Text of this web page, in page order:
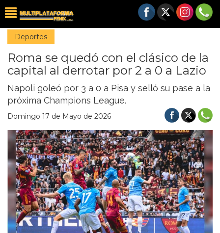
Deportes
Roma se quedó con el clásico de la
capital al derrotar por 2 a 0 a Lazio
Napoli goleó por 3 a 0 a Pisa y selló su pase a la
próxima Champions League.
Domingo 17 de Mayo de 2026